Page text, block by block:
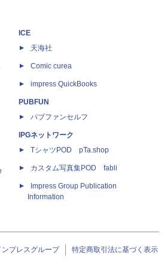
ICE
天海社
Comic curea
impress QuickBooks
PUBFUN
パブファンセルフ
IPGネットワーク
TシャツPOD pTa.shop
カスタム写真集POD fabli
Impress Group Publication
Information
ンプレスグループ 特定商取引法に基づく表示